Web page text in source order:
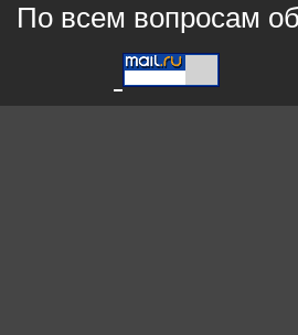
По всем вопросам